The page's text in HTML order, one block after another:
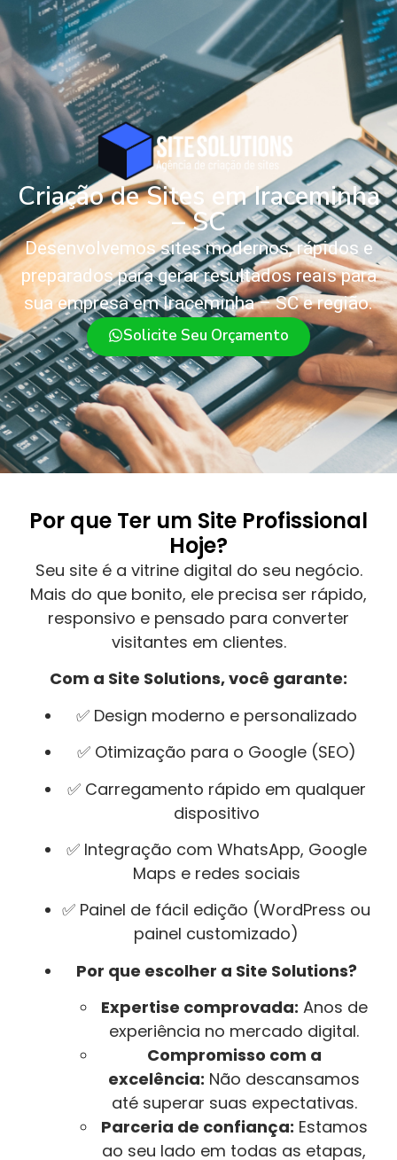
Criação de Sites em Iraceminha
– SC
Desenvolvemos sites modernos, rápidos e
preparados para gerar resultados reais para
sua empresa em Iraceminha – SC e região.
Solicite Seu Orçamento
Por que Ter um Site Profissional
Hoje?
Seu site é a vitrine digital do seu negócio.
Mais do que bonito, ele precisa ser rápido,
responsivo e pensado para converter
visitantes em clientes.
Com a Site Solutions, você garante:
✅ Design moderno e personalizado
✅ Otimização para o Google (SEO)
✅ Carregamento rápido em qualquer
dispositivo
✅ Integração com WhatsApp, Google
Maps e redes sociais
✅ Painel de fácil edição (WordPress ou
painel customizado)
Por que escolher a Site Solutions?
Expertise comprovada: Anos de
experiência no mercado digital.
Compromisso com a
excelência: Não descansamos
até superar suas expectativas.
Parceria de confiança: Estamos
ao seu lado em todas as etapas,